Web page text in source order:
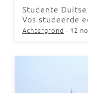
Studente
Vos studeerde
Achtergrond - 12